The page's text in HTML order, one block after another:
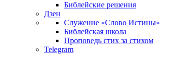
Библейские решения
Дзен
Служение «Слово Истины»
Библейская школа
Проповедь стих за стихом
Telegram